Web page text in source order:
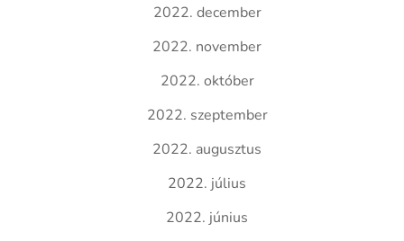
2022. december
2022. november
2022. október
2022. szeptember
2022. augusztus
2022. július
2022. június